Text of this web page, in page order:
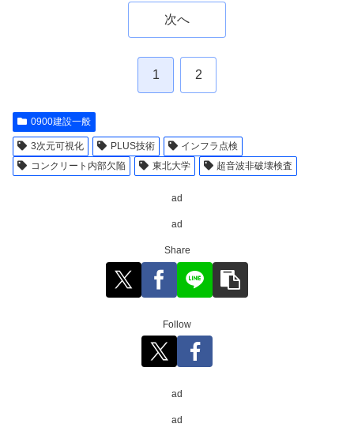
次へ
1 2
0900建設一般
3次元可視化 PLUS技術
インフラ点検
コンクリート内部欠陥
東北大学 超音波非破壊検査
ad
ad
Share
Follow
ad
ad